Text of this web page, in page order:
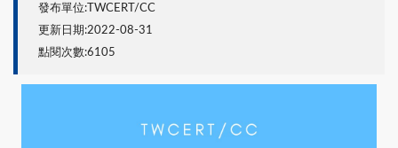
發布單位:TWCERT/CC
更新日期:2022-08-31
點閱次數:6105